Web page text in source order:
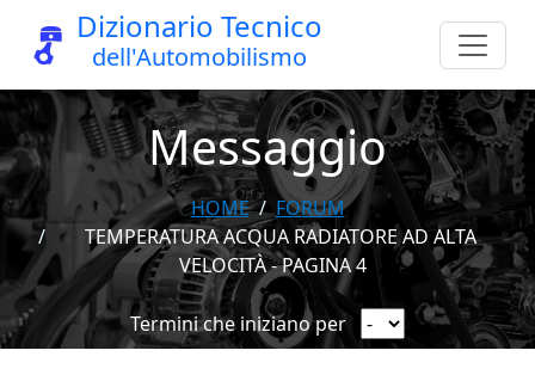
Dizionario Tecnico
dell'Automobilismo
Messaggio
HOME
FORUM
TEMPERATURA ACQUA RADIATORE AD ALTA
VELOCITÀ - PAGINA 4
Termini che iniziano per